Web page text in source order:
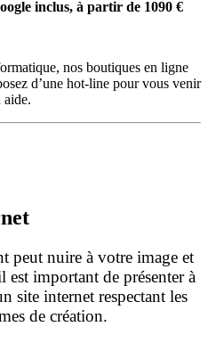
inclus, à partir de 1090 €
nos boutiques en ligne
d’une hot-line pour vous venir
aide.
peut nuire à votre image et
est important de présenter à
site internet respectant les
de création.